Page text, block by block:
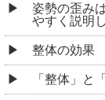
姿勢の歪み
やすく説明
整体の効果
「整体」と